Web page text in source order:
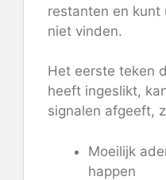
restanten en
niet vinden.
Het eerste teken
heeft ingeslikt,
signalen afgeeft,
Moeilijk
happen